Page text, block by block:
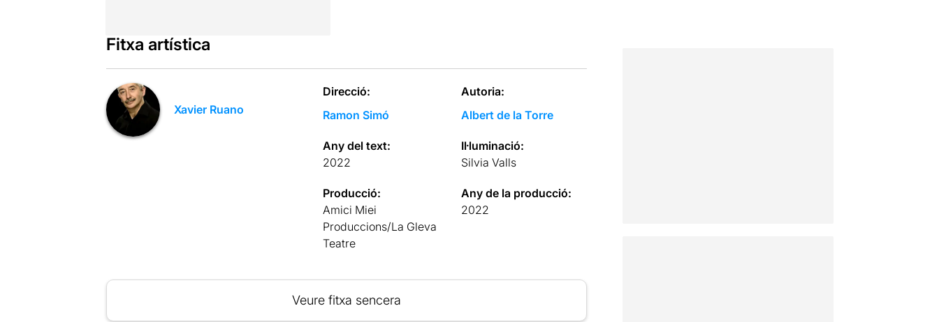
Fitxa artística
Xavier Ruano
Direcció:
Ramon Simó
Autoria:
Albert de la Torre
Any del text:
2022
Il·luminació:
Silvia Valls
Producció:
Amici Miei
Produccions/La Gleva
Teatre
Any de la producció:
2022
Veure fitxa sencera